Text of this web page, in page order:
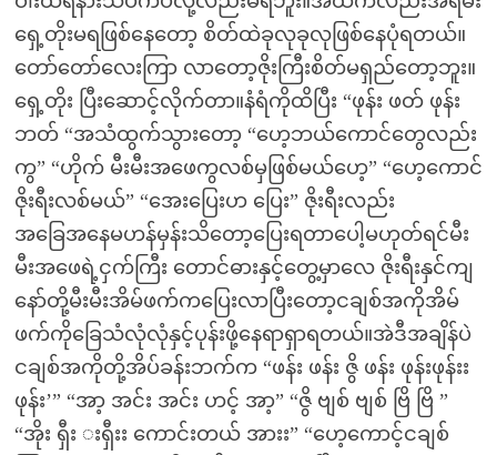
ရှေ့တိုးမရဖြစ်နေတော့ စိတ်ထဲခုလုခုလုဖြစ်နေပုံရတယ်။
တော်တော်လေးကြာ လာတော့ဇိုးကြီးစိတ်မရှည်တော့ဘူး။
ရှေ့တိုး ပြီးဆောင့်လိုက်တာ။နံရံကိုထိပြီး “ဖုန်း ဖတ် ဖုန်း
ဘတ် “အသံထွက်သွားတော့ “ဟေ့ဘယ်ကောင်တွေလည်း
ကွ” “ဟိုက် မီးမီးအဖေကွလစ်မှဖြစ်မယ်ဟေ့” “ဟေ့ကောင်
ဇိုးရီးလစ်မယ်” “အေးပြေးဟ ပြေး” ဇိုးရီးလည်း
အခြေအနေမဟန်မှန်းသိတော့ပြေးရတာပေါ့မဟုတ်ရင်မီး
မီးအဖေရဲ့ငှက်ကြီး တောင်ဓားနှင့်တွေ့မှာလေ ဇိုးရီးနှင်ကျ
နော်တို့မီးမီးအိမ်ဖက်ကပြေးလာပြီးတော့ငချစ်အကိုအိမ်
ဖက်ကိုခြေသံလုံလုံနှင့်ပုန်းဖို့နေရာရှာရတယ်။အဲဒီအချိန်ပဲ
ငချစ်အကိုတို့အိပ်ခန်းဘက်က “ဖန်း ဖန်း ဇွိ ဖန်း ဖုန်းဖုန်းး
ဖုန်း’” “အာ့ အင်း အင်း ဟင့် အာ့” “ဇွိ ဗျစ် ဗျစ် ဗြိ ဗြိ ”
“အိုး ရှီး းရှီးး ကောင်းတယ် အားး” “ဟေ့ကောင့်ငချစ်